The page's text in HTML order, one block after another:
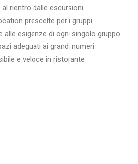
rientro dalle escursioni
prescelte per i gruppi
alle esigenze di ogni singolo gruppo
adeguati ai grandi numeri
e veloce in ristorante